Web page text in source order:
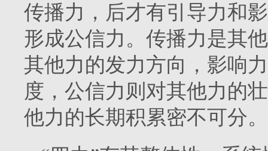
传播力，后才有引导力和
形成公信力。传播力是其
其他力的发力方向，影响
度，公信力则对其他力的
他力的长期积累密不可分。